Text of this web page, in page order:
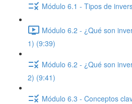
Módulo 6.1 - Tipos de
Módulo 6.2 - ¿Qué son
1) (9:39)
Módulo 6.2 - ¿Qué son
2) (9:41)
Módulo 6.3 - Conceptos